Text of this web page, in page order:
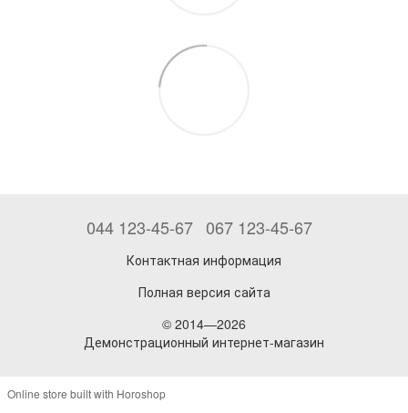
044 123-45-67 067 123-45-67
Контактная информация
Полная версия сайта
© 2014—2026
Демонстрационный интернет-магазин
Online store built with Horoshop